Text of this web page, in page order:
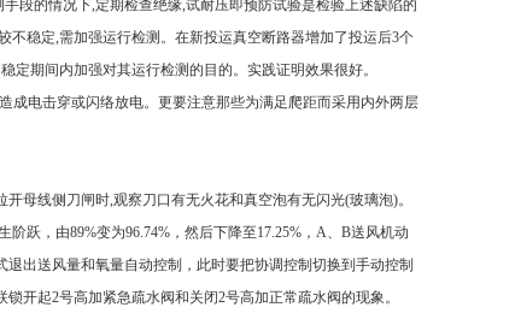
段的情况下,定期检查绝缘,试耐压即预防试验是检验上述缺陷的
不稳定,需加强运行检测。在新投运真空断路器增加了投运后3个
定期间内加强对其运行检测的目的。实践证明效果很好。
成电击穿或闪络放电。更要注意那些为满足爬距而采用内外两层
母线侧刀闸时,观察刀口有无火花和真空泡有无闪光(玻璃泡)。
跃，由89%变为96.74%，然后下降至17.25%，A、B送风机动
出送风量和氧量自动控制，此时要把协调控制切换到手动控制
开起2号高加紧急疏水阀和关闭2号高加正常疏水阀的现象。